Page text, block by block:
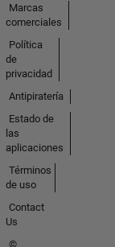
Marcas
comerciales
Política
de
privacidad
Antipiratería
Estado de
las
aplicaciones
Términos
de uso
Contact
Us
©